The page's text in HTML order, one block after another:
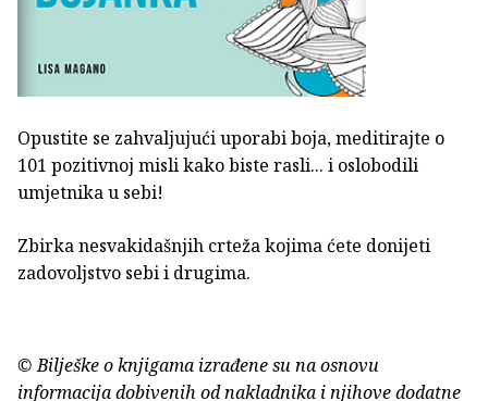
Opustite se zahvaljujući uporabi boja, meditirajte o
101 pozitivnoj misli kako biste rasli... i oslobodili
umjetnika u sebi!
Zbirka nesvakidašnjih crteža kojima ćete donijeti
zadovoljstvo sebi i drugima.
© Bilješke o knjigama izrađene su na osnovu
informacija dobivenih od nakladnika i njihove dodatne